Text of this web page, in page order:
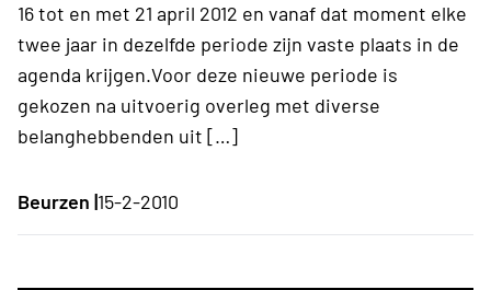
16 tot en met 21 april 2012 en vanaf dat moment elke
twee jaar in dezelfde periode zijn vaste plaats in de
agenda krijgen.Voor deze nieuwe periode is
gekozen na uitvoerig overleg met diverse
belanghebbenden uit […]
Beurzen |15-2-2010